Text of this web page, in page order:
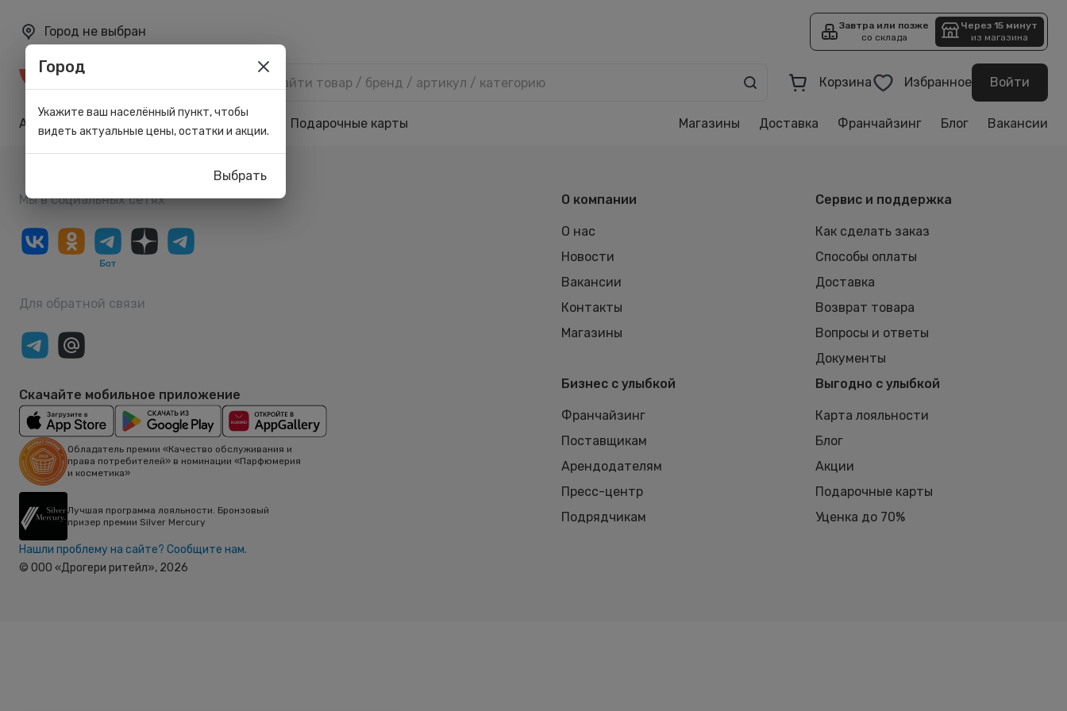
Город не выбран
Завтра или позже
со склада
Через 15 минут
из магазина
Корзина Избранное Войти
Акции Карта лояльности Подарочные карты Магазины Доставка Франчайзинг Блог Вакансии
Мы в социальных сетях
Для обратной связи
Скачайте мобильное приложение
Обладатель премии «Качество обслуживания и
права потребителей» в номинации «Парфюмерия
и косметика»
Лучшая программа лояльности. Бронзовый
призер премии Silver Mercury
Нашли проблему на сайте? Сообщите нам.
© ООО «Дрогери ритейл», 2026
О компании
О нас
Новости
Вакансии
Контакты
Магазины
Сервис и поддержка
Как сделать заказ
Способы оплаты
Доставка
Возврат товара
Вопросы и ответы
Документы
Бизнес с улыбкой
Франчайзинг
Поставщикам
Арендодателям
Пресс-центр
Подрядчикам
Выгодно с улыбкой
Карта лояльности
Блог
Акции
Подарочные карты
Уценка до 70%
Город
Укажите ваш населённый пункт, чтобы
видеть актуальные цены, остатки и акции.
Выбрать